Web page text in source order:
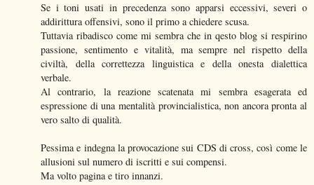
Se i toni usati in precedenza sono apparsi eccessivi, severi o
addirittura offensivi, sono il primo a chiedere scusa.
Tuttavia ribadisco come mi sembra che in qesto blog si respirino
passione, sentimento e vitalità, ma sempre nel rispetto della
civiltà, della correttezza linguistica e della onesta dialettica
verbale.
Al contrario, la reazione scatenata mi sembra esagerata ed
espressione di una mentalità provincialistica, non ancora pronta al
vero salto di qualità.
Pessima e indegna la provocazione sui CDS di cross, così come le
allusioni sul numero di iscritti e sui compensi.
Ma volto pagina e tiro innanzi.